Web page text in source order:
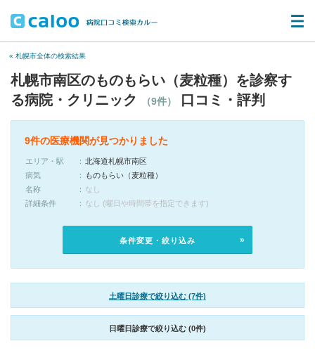
« 札幌市全体の検索結果
札幌市南区のものもらい（麦粒種）を診察す
る病院・クリニック
（9件） 口コミ・評判
9件の医療機関が見つかりました
エリア・駅
北海道札幌市南区
病気
ものもらい（麦粒種）
名称
なし
詳細条件
なし (曜日や時間帯を指定できます)
条件変更・絞り込み
土曜日診療で絞り込む (7件)
日曜日診療で絞り込む (0件)